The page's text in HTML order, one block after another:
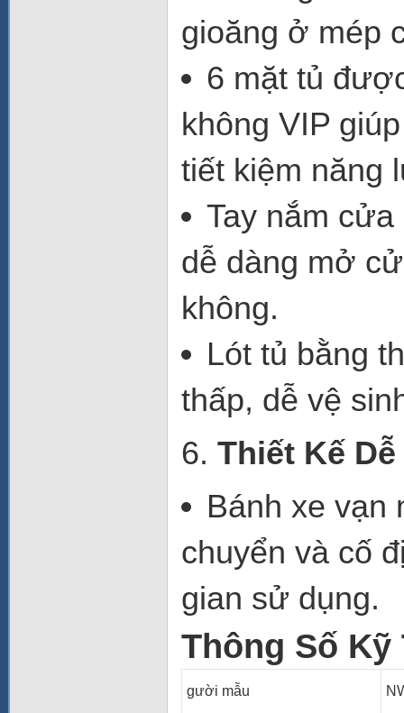
gioăng ở mép
6 mặt tủ
không VIP
tiết kiệm năng
Tay nắm cửa
dễ dàng mở
không.
Lót tủ bằng
thấp, dễ vệ
6. Thiết Kế
Bánh xe vạn
chuyển và cố
gian sử dụng.
Thông Số Kỹ
gười mẫu